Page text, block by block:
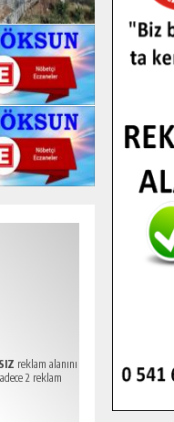
reklam alanını
2 reklam